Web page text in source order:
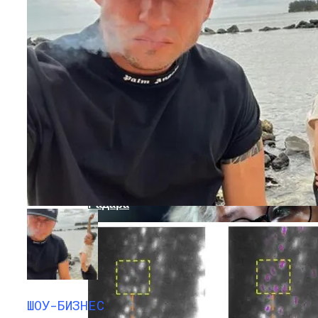
Кто Из Знаменитостей Умер В 2023 Году:
Юдашкин, Колесников, Чурикова,
Зайцев И Другие – От Чего Скончались
Инженеры Разработали Хак,
Вызывающий Сбой Автомобильного
Радара
ШОУ-БИЗНЕС